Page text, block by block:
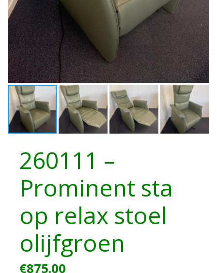
260111 –
Prominent sta
op relax stoel
olijfgroen
€875.00